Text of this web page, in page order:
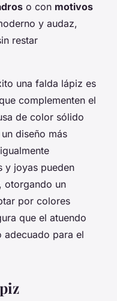
o con motivos
y audaz,
restar
una falda lápiz es
complementen el
de color sólido
diseño más
y joyas pueden
otorgando un
por colores
que el atuendo
adecuado para el